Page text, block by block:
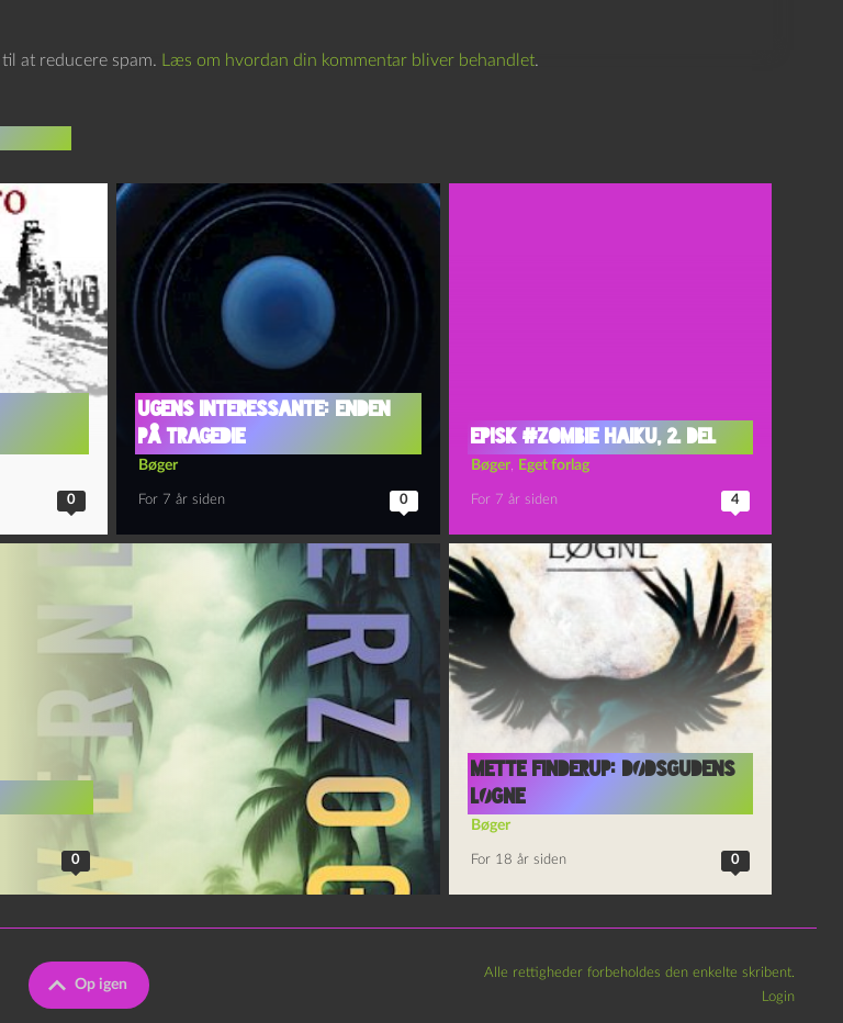
at reducere spam. Læs om hvordan din kommentar bliver behandlet.
0
Ugens interessante: Enden
på tragedie
Bøger
For 7 år siden 0
Episk #zombie haiku, 2. del
Bøger, Eget forlag
For 7 år siden 4
0
Mette Finderup: Dødsgudens
løgne
Bøger
For 18 år siden 0
Op igen
Alle rettigheder forbeholdes den enkelte skribent.
Login